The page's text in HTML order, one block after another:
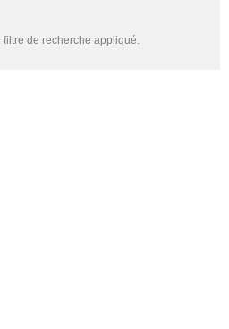
de recherche appliqué.